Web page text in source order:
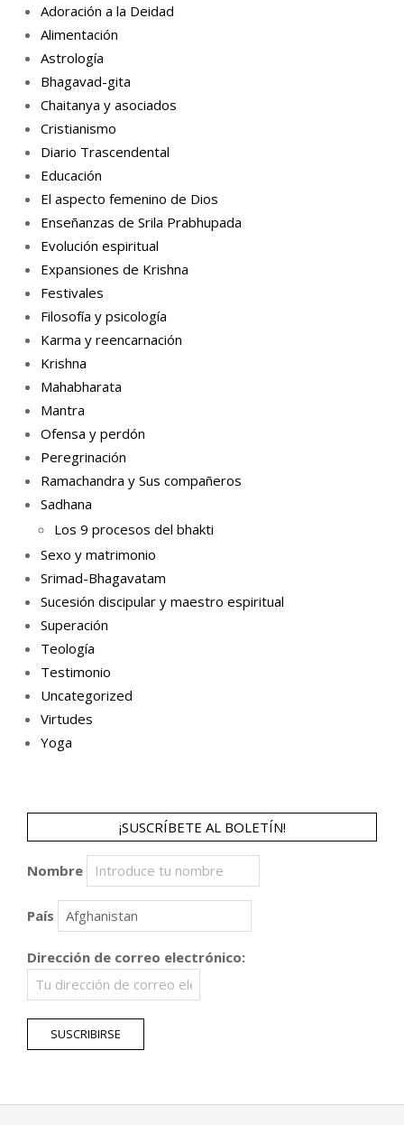
Adoración a la Deidad
Alimentación
Astrología
Bhagavad-gita
Chaitanya y asociados
Cristianismo
Diario Trascendental
Educación
El aspecto femenino de Dios
Enseñanzas de Srila Prabhupada
Evolución espiritual
Expansiones de Krishna
Festivales
Filosofía y psicología
Karma y reencarnación
Krishna
Mahabharata
Mantra
Ofensa y perdón
Peregrinación
Ramachandra y Sus compañeros
Sadhana
Los 9 procesos del bhakti
Sexo y matrimonio
Srimad-Bhagavatam
Sucesión discipular y maestro espiritual
Superación
Teología
Testimonio
Uncategorized
Virtudes
Yoga
¡SUSCRÍBETE AL BOLETÍN!
Nombre
País
Dirección de correo electrónico: